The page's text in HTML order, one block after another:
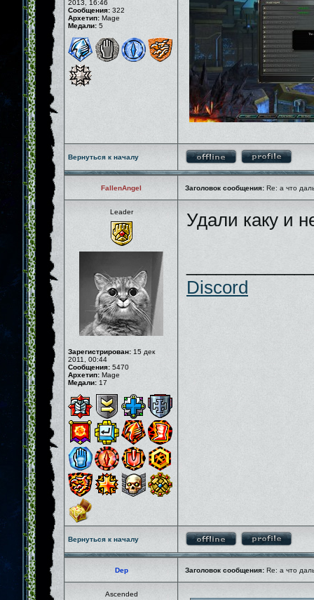
2013, 16:46
Сообщения: 322
Архетип: Mage
Медали: 5
Вернуться к началу
FallenAngel Заголовок сообщения: Re: а что
Leader
Зарегистрирован: 15 дек
2011, 00:44
Сообщения: 5470
Архетип: Mage
Медали: 17
Удали каку и
Discord
Вернуться к началу
Dep Заголовок сообщения: Re: а что
Ascended